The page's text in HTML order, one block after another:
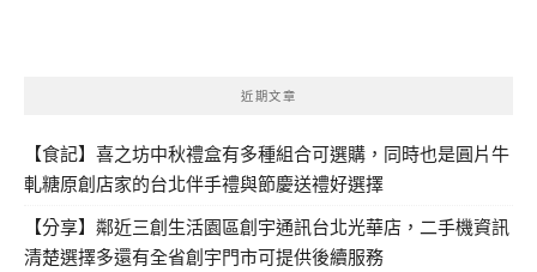
近期文章
【食記】喜之坊中秋禮盒有多種組合可選購，同時也是圓片牛
軋糖原創店家的台北伴手禮與節慶送禮好選擇
【分享】鄰近三創生活園區創宇通訊台北光華店，二手機資訊
清楚選擇多還有全省創宇門市可提供後續服務